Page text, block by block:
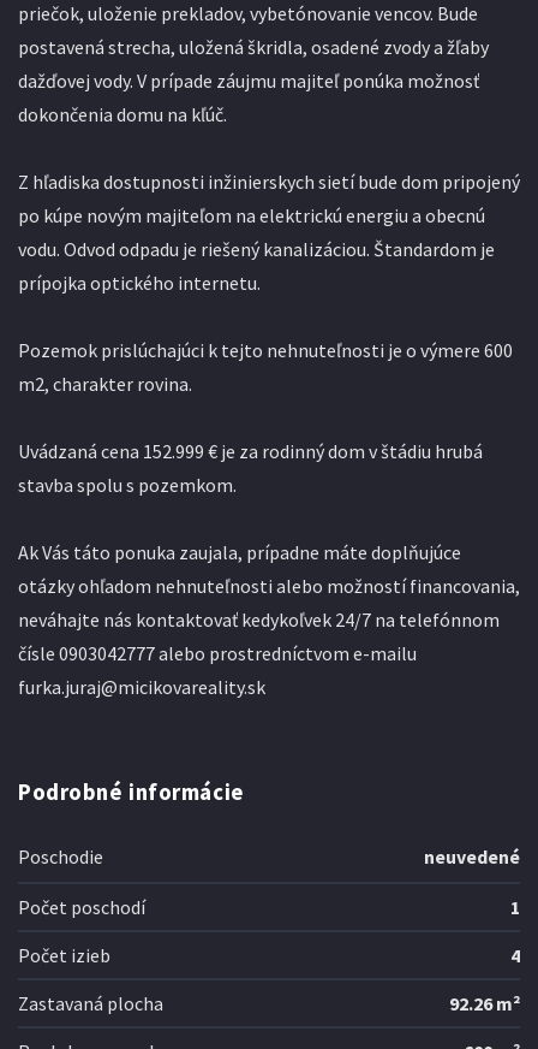
priečok, uloženie prekladov, vybetónovanie vencov. Bude
postavená strecha, uložená škridla, osadené zvody a žľaby
dažďovej vody. V prípade záujmu majiteľ ponúka možnosť
dokončenia domu na kľúč.
Z hľadiska dostupnosti inžinierskych sietí bude dom pripojený
po kúpe novým majiteľom na elektrickú energiu a obecnú
vodu. Odvod odpadu je riešený kanalizáciou. Štandardom je
prípojka optického internetu.
Pozemok prislúchajúci k tejto nehnuteľnosti je o výmere 600
m2, charakter rovina.
Uvádzaná cena 152.999 € je za rodinný dom v štádiu hrubá
stavba spolu s pozemkom.
Ak Vás táto ponuka zaujala, prípadne máte doplňujúce
otázky ohľadom nehnuteľnosti alebo možností financovania,
neváhajte nás kontaktovať kedykoľvek 24/7 na telefónnom
čísle 0903042777 alebo prostredníctvom e-mailu
furka.juraj@micikovareality.sk
Podrobné informácie
Poschodie neuvedené
Počet poschodí
1
Počet izieb
4
Zastavaná plocha
92.26 m²